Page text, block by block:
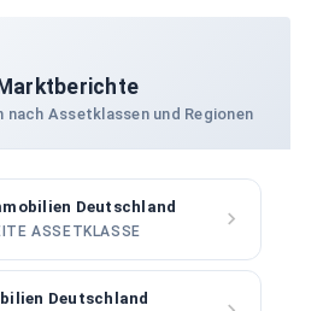
nach Assetklassen und Regionen
Deutschland
ASSETKLASSE
Deutschland